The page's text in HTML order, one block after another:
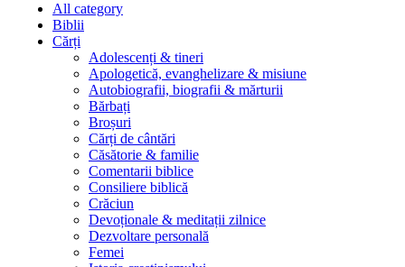
All category
Biblii
Cărți
Adolescenți & tineri
Apologetică, evanghelizare & misiune
Autobiografii, biografii & mărturii
Bărbați
Broșuri
Cărți de cântări
Căsătorie & familie
Comentarii biblice
Consiliere biblică
Crăciun
Devoționale & meditații zilnice
Dezvoltare personală
Femei